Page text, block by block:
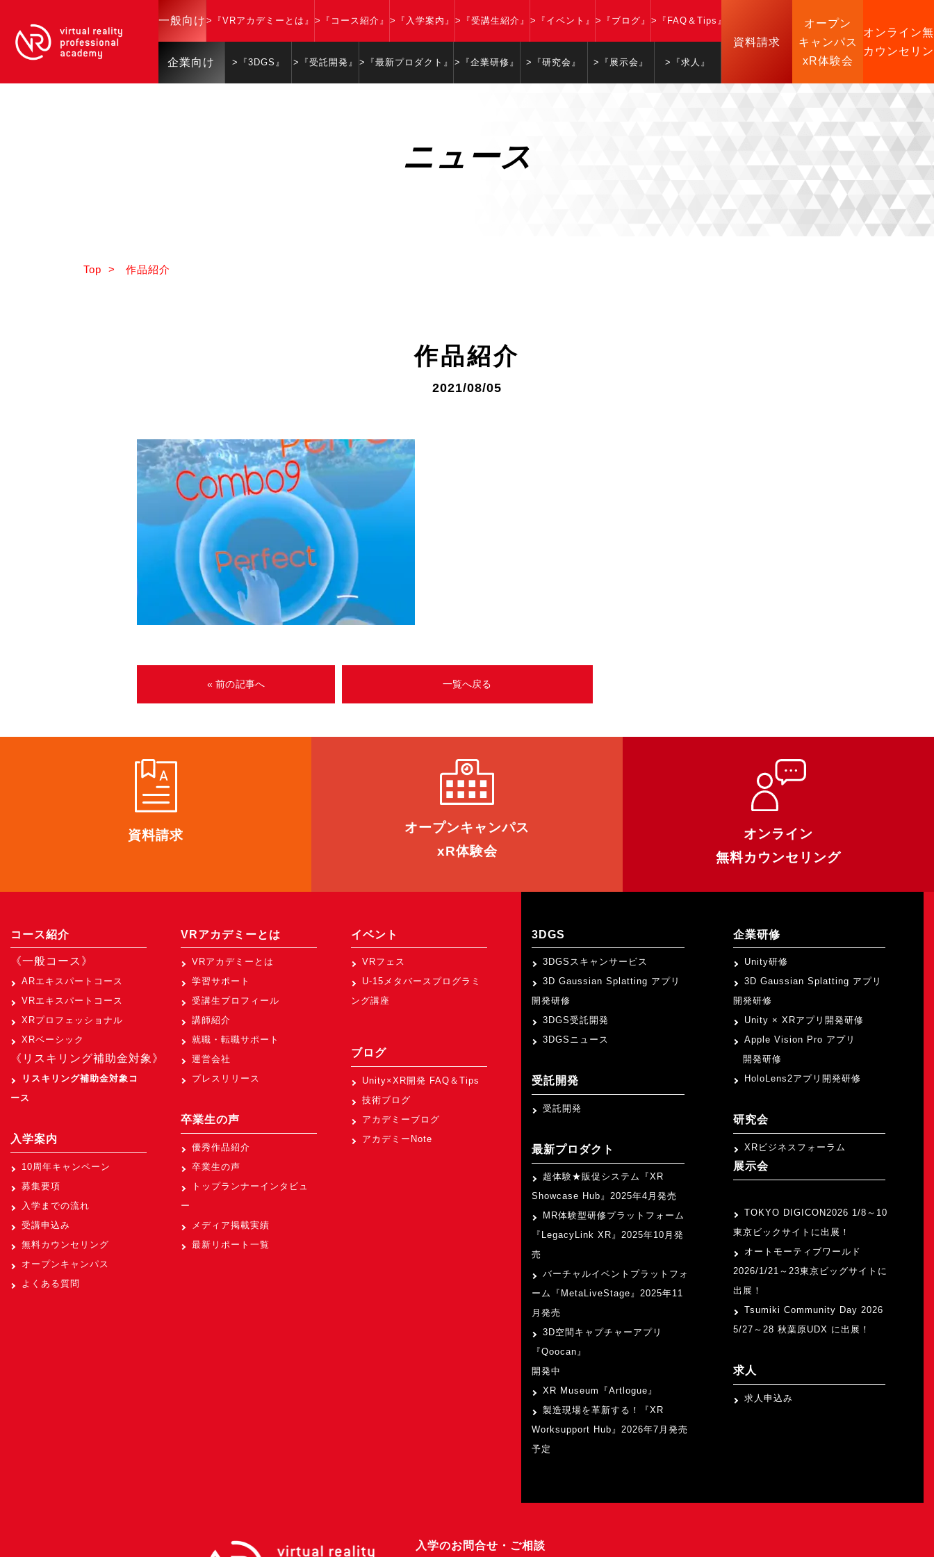
一般向け >『VRアカデミーとは』 >『コース紹介』 >『入学案内』 >『受講生紹介』 >『イベント』 >『ブログ』 >『FAQ＆Tips』
企業向け >『3DGS』 >『受託開発』 >『最新プロダクト』 >『企業研修』 >『研究会』 >『展示会』 >『求人』
資料請求
オープン
キャンパス
xR体験会
オンライン
カウンセリ
ニュース
Top > 作品紹介
作品紹介
2021/08/05
« 前の記事へ 一覧へ戻る
資料請求 オープンキャンパス
xR体験会
オンライン
無料カウンセリング
コース紹介
《一般コース》
ARエキスパートコース
VRエキスパートコース
XRプロフェッショナル
XRベーシック
《リスキリング補助金対象》
リスキリング補助金対象コ
ース
入学案内
10周年キャンペーン
募集要項
入学までの流れ
受講申込み
無料カウンセリング
オープンキャンパス
よくある質問
VRアカデミーとは
VRアカデミーとは
学習サポート
受講生プロフィール
講師紹介
就職・転職サポート
運営会社
プレスリリース
卒業生の声
優秀作品紹介
卒業生の声
トップランナーインタビュ
ー
メディア掲載実績
最新リポート一覧
イベント
VRフェス
U-15メタバースプログラミ
ング講座
ブログ
Unity×XR開発 FAQ＆Tips
技術ブログ
アカデミーブログ
アカデミーNote
3DGS
3DGSスキャンサービス
3D Gaussian Splatting アプリ
開発研修
3DGS受託開発
3DGSニュース
受託開発
受託開発
最新プロダクト
超体験★販促システム『XR
Showcase Hub』2025年4月発売
MR体験型研修プラットフォーム
『LegacyLink XR』2025年10月発
売
バーチャルイベントプラットフォ
ーム『MetaLiveStage』2025年11
月発売
3D空間キャプチャーアプリ
『Qoocan』
開発中
XR Museum『Artlogue』
製造現場を革新する！『XR
Worksupport Hub』2026年7月発売
予定
企業研修
Unity研修
3D Gaussian Splatting アプリ
開発研修
Unity × XRアプリ開発研修
Apple Vision Pro アプリ
開発研修
HoloLens2アプリ開発研修
研究会
XRビジネスフォーラム
展示会
TOKYO DIGICON2026 1/8～10
東京ビックサイトに出展！
オートモーティブワールド
2026/1/21～23東京ビッグサイトに
出展！
Tsumiki Community Day 2026
5/27～28 秋葉原UDX に出展！
求人
求人申込み
入学のお問合せ・ご相談